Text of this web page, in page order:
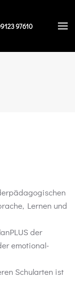
97610
Lernen und
der
emotional-
Schularten ist